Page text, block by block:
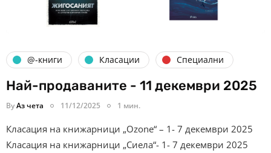
@-книги Класации Специални
Най-продаваните - 11 декември 2025
ByАз чета 11/12/2025 1 мин.
Класация на книжарници „Ozone“ – 1- 7 декември 2025
Класация на книжарници „Сиела“- 1- 7 декември 2025